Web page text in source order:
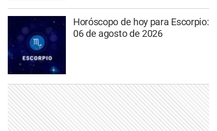
Horóscopo de hoy para Escorpio:
06 de agosto de 2026